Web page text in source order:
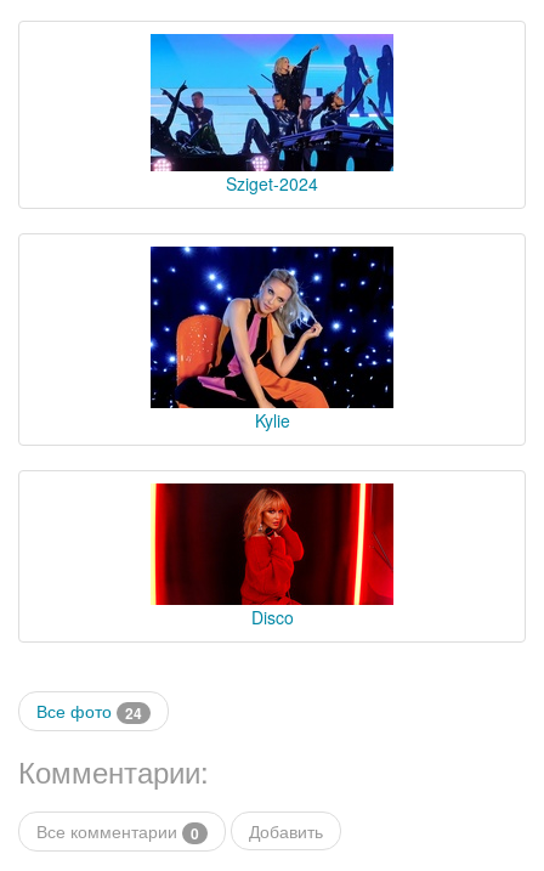
Sziget-2024
Kylie
Disco
Все фото 24
Комментарии:
Все комментарии 0 Добавить